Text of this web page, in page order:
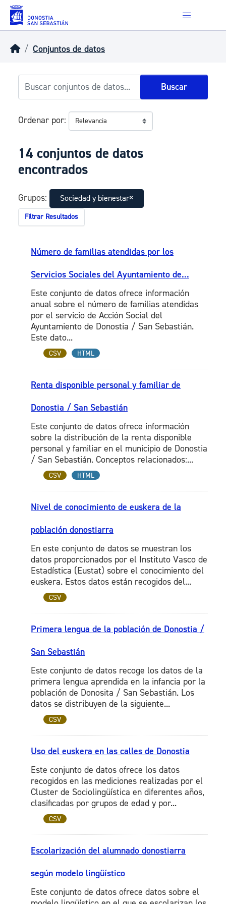
Skip to main content
Conjuntos de datos
Buscar
Ordenar por
14 conjuntos de datos
encontrados
Grupos: Sociedad y bienestar
Filtrar Resultados
Número de familias atendidas por los
Servicios Sociales del Ayuntamiento de...
Este conjunto de datos ofrece información
anual sobre el número de familias atendidas
por el servicio de Acción Social del
Ayuntamiento de Donostia / San Sebastián.
Este dato...
CSV HTML
Renta disponible personal y familiar de
Donostia / San Sebastián
Este conjunto de datos ofrece información
sobre la distribución de la renta disponible
personal y familiar en el municipio de Donostia
/ San Sebastián. Conceptos relacionados:...
CSV HTML
Nivel de conocimiento de euskera de la
población donostiarra
En este conjunto de datos se muestran los
datos proporcionados por el Instituto Vasco de
Estadística (Eustat) sobre el conocimiento del
euskera. Estos datos están recogidos del...
CSV
Primera lengua de la población de Donostia /
San Sebastián
Este conjunto de datos recoge los datos de la
primera lengua aprendida en la infancia por la
población de Donosita / San Sebastián. Los
datos se distribuyen de la siguiente...
CSV
Uso del euskera en las calles de Donostia
Este conjunto de datos ofrece los datos
recogidos en las mediciones realizadas por el
Cluster de Sociolingüística en diferentes años,
clasificadas por grupos de edad y por...
CSV
Escolarización del alumnado donostiarra
según modelo lingüístico
Este conjunto de datos ofrece datos sobre el